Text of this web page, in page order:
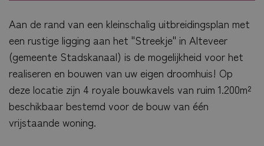
Aan de rand van een kleinschalig uitbreidingsplan met
een rustige ligging aan het "Streekje" in Alteveer
(gemeente Stadskanaal) is de mogelijkheid voor het
realiseren en bouwen van uw eigen droomhuis! Op
deze locatie zijn 4 royale bouwkavels van ruim 1.200m²
beschikbaar bestemd voor de bouw van één
vrijstaande woning.